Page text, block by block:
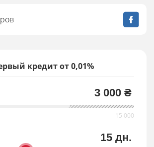
кредит от 0,01%
3 000 ₴
15 дн.